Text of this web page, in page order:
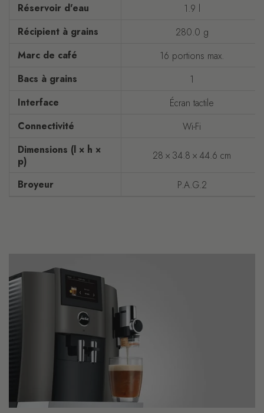
Réservoir d'eau
1.9 l
Récipient à grains
280.0 g
Marc de café
16 portions max.
Bacs à grains
1
Interface
Écran tactile
Connectivité
Wi-Fi
Dimensions (l × h ×
p)
28 × 34.8 × 44.6 cm
Broyeur P.A.G.2